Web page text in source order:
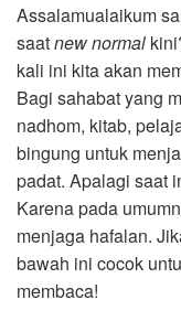
Assalamualaikum
saatnew normal
kali ini kita akan
Bagi sahabat yang
nadhom, kitab,
bingung untuk
padat. Apalagi saat
Karena pada
menjaga hafalan.
bawah ini cocok
membaca!